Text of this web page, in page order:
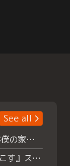
See all
浮所飛貴主演！ 【夏色の風が僕の家にやってきた】 本日よりテラサで独占配信スタート！
『夏色の雲が恋と嵐をまきおこす』スペシャルメイキング 【Part1】2026年７月18日（土）23時30分～配信スタート！話題のシーンの裏側を大公開！豪華キャスト大集合！ 『武宮家 真夏の家族会議』開催！